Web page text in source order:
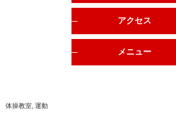
アクセス
メニュー
体操教室 運動